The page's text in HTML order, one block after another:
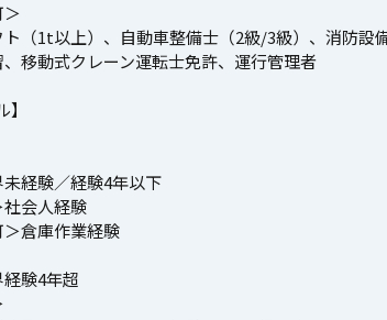
（1t以上）、自動車整備士（2級/3級）、消防設
移動式クレーン運転士免許、運行管理者
経験／経験4年以下
会人経験
倉庫作業経験
験4年超